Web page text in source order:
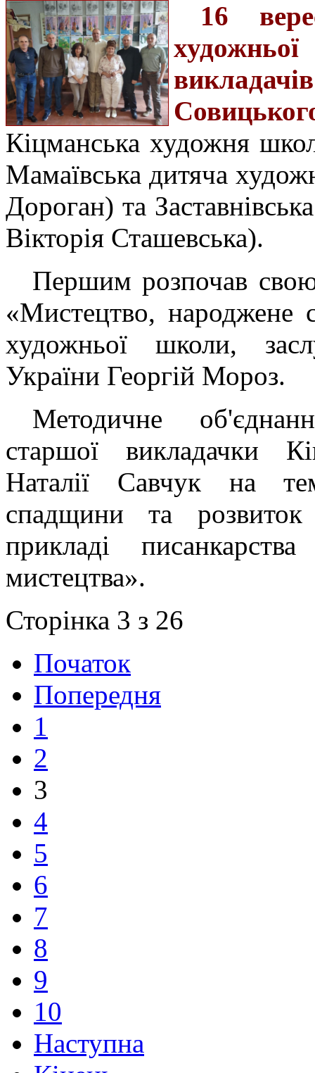
16
Кіцманська художня
Мамаївська дитяча
Дороган) та
Вікторія Сташевська).
Першим розпочав
«Мистецтво, народжене
художньої школи,
України Георгій Мороз.
Методичне
старшої викладачки
Наталії Савчук на
спадщини та розвиток
прикладі
мистецтва».
Сторінка 3 з 26
Початок
Попередня
1
2
3
4
5
6
7
8
9
10
Наступна